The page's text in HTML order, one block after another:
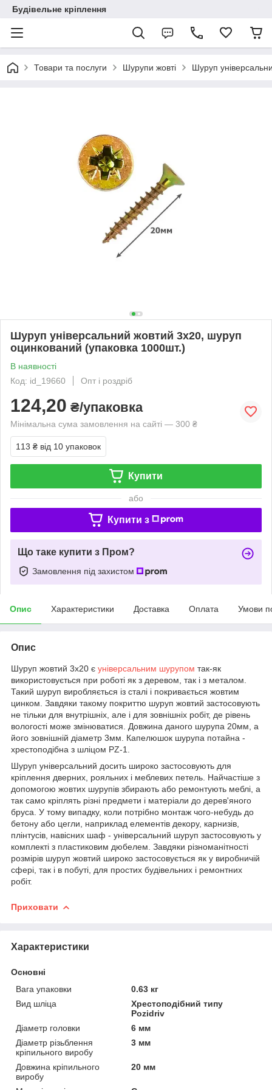
Будівельне кріплення
Товари та послуги Шурупи жовті Шуруп
Шуруп універсальний жовтий 3х20, шуруп
оцинкований (упаковка 1000шт.)
В наявності
Код: id_19660
Опт і роздріб
124,20 ₴/упаковка
Мінімальна сума замовлення на сайті — 300 ₴
113 ₴ від 10 упаковок
Купити
або
Купити з
Що таке купити з Пром?
Замовлення під захистом
Опис Характеристики Доставка Оплата Умови
Опис
Шуруп жовтий 3х20 є універсальним шурупом так-як
використовується при роботі як з деревом, так і з металом.
Такий шуруп виробляється із сталі і покривається жовтим
цинком. Завдяки такому покриттю шуруп жовтий застосовують
не тільки для внутрішніх, але і для зовнішніх робіт, де рівень
вологості може змінюватися. Довжина даного шурупа 20мм, а
його зовнішній діаметр 3мм. Капелюшок шурупа потайна -
хрестоподібна з шліцом РZ-1.
Шуруп універсальний досить широко застосовують для
кріплення дверних, рояльних і меблевих петель. Найчастіше з
допомогою жовтих шурупів збирають або ремонтують меблі, а
так само кріплять різні предмети і матеріали до дерев'яного
бруса. У тому випадку, коли потрібно монтаж чого-небудь до
бетону або цегли, наприклад елементів декору, карнизів,
плінтусів, навісних шаф - універсальний шуруп застосовують у
комплекті з пластиковим дюбелем. Завдяки різноманітності
розмірів шуруп жовтий широко застосовується як у виробничій
сфері, так і в побуті, для простих будівельних і ремонтних
робіт.
Приховати
Характеристики
Основні
Вага упаковки
0.63 кг
Вид шліца
Хрестоподібний типу
Pozidriv
Діаметр головки
6 мм
Діаметр різьблення
кріпильного виробу
3 мм
Довжина кріпильного
виробу
20 мм